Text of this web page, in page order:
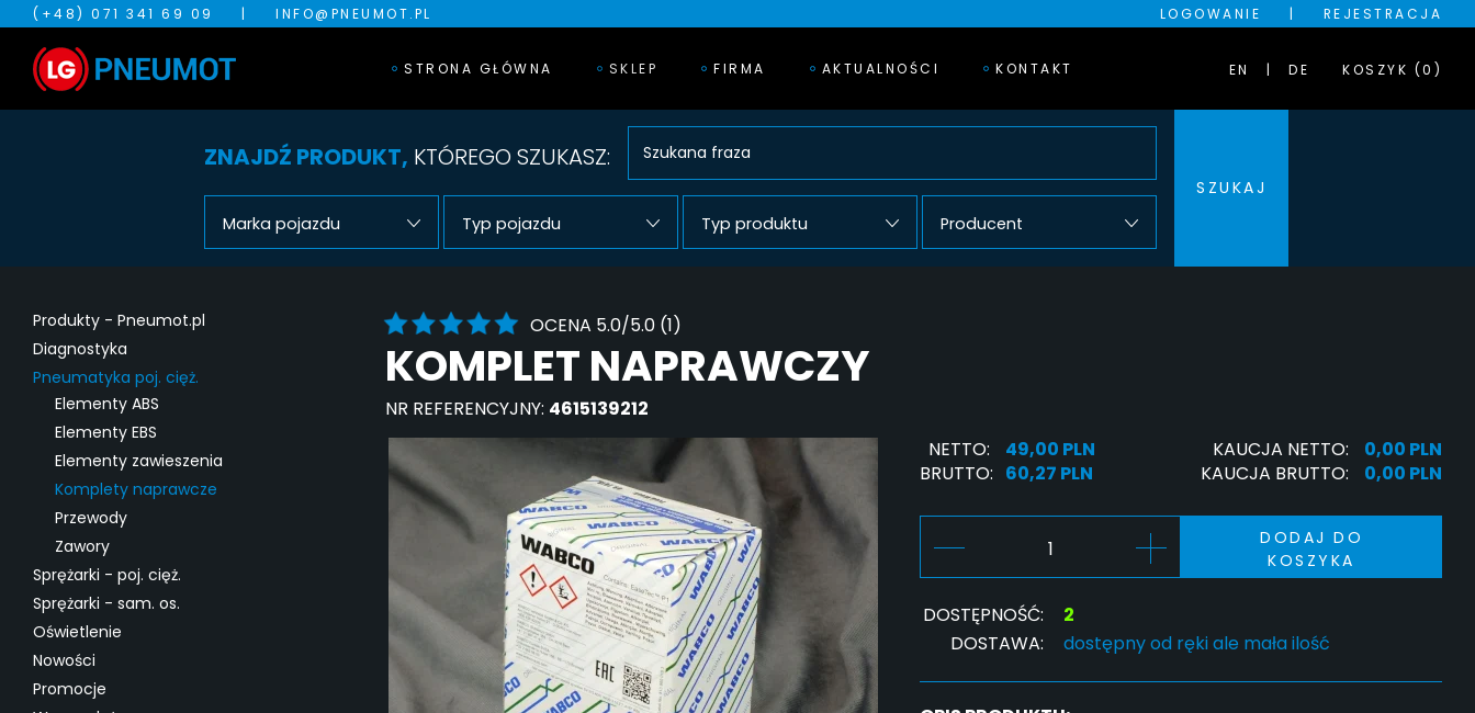
(+48) 071 341 69 09 | INFO@PNEUMOT.PL LOGOWANIE | REJESTRACJA
STRONA GŁÓWNA SKLEP FIRMA AKTUALNOŚCI KONTAKT EN DE KOSZYK (0)
ZNAJDŹ PRODUKT, KTÓREGO SZUKASZ:
Marka pojazdu Typ pojazdu Typ produktu Producent
SZUKAJ
Produkty - Pneumot.pl
Diagnostyka
Pneumatyka poj. cięż.
Elementy ABS
Elementy EBS
Elementy zawieszenia
Komplety naprawcze
Przewody
Zawory
Sprężarki - poj. cięż.
Sprężarki - sam. os.
Oświetlenie
Nowości
Promocje
OCENA 5.0/5.0 (1)
KOMPLET NAPRAWCZY
NR REFERENCYJNY: 4615139212
NETTO:
49,00 PLN
BRUTTO: 60,27 PLN
KAUCJA NETTO:
0,00 PLN
KAUCJA BRUTTO:
0,00 PLN
DODAJ DO
KOSZYKA
DOSTĘPNOŚĆ:
2
DOSTAWA:
dostępny od ręki ale mała ilość